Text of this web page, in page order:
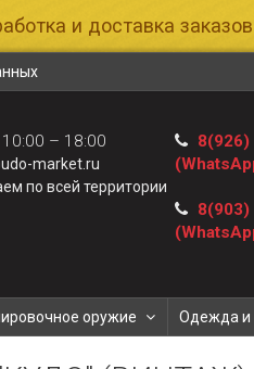
и доставка
10:00 – 18:00
market.ru
по всей территории
8(926)
8(903)
оружие Одежда и